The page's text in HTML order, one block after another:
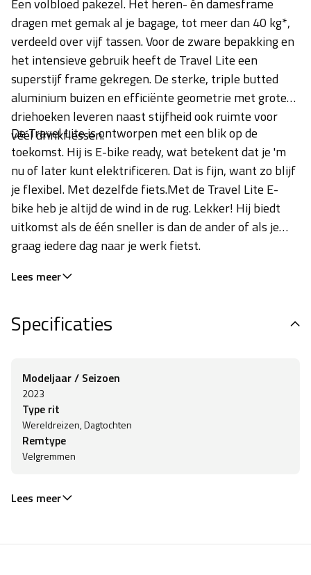
dragen met gemak al je bagage, tot meer dan 40 kg*,
verdeeld over vijf tassen. Voor de zware bepakking en
het intensieve gebruik heeft de Travel Lite een
superstijf frame gekregen. De sterke, triple butted
aluminium buizen en efficiënte geometrie met grote
driehoeken leveren naast stijfheid ook ruimte voor
véél drinkflessen.
De Travel Lite is ontworpen met een blik op de
toekomst. Hij is E-bike ready, wat betekent dat je 'm
nu of later kunt elektrificeren. Dat is fijn, want zo blijf
je flexibel. Met dezelfde fiets.Met de Travel Lite E-
bike heb je altijd de wind in de rug. Lekker! Hij biedt
uitkomst als de één sneller is dan de ander of als je
graag iedere dag naar je werk fietst.
Lees meer
Specificaties
Modeljaar / Seizoen
2023
Type rit
Wereldreizen, Dagtochten
Remtype
Velgremmen
Lees meer